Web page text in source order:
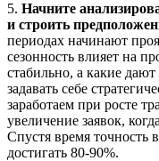
5. Начните
и строить
периодах начинают
сезонность влияет на
стабильно, а какие
задавать себе
заработаем при росте
увеличение заявок,
Спустя время точность
достигать 80-90%.